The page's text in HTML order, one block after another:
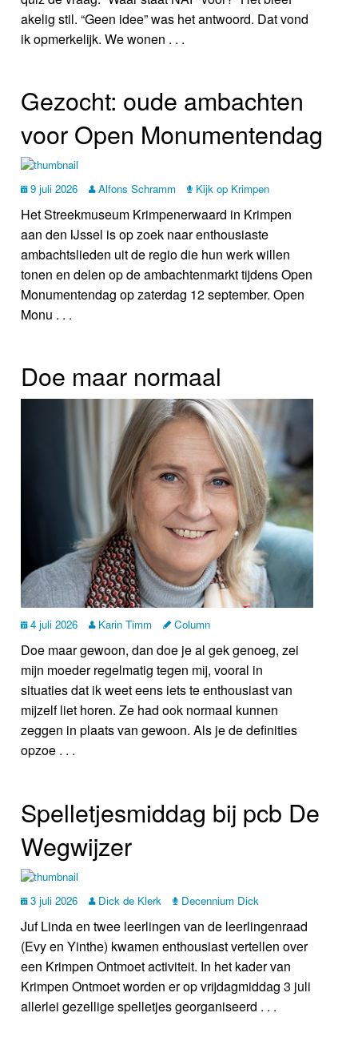
akelig stil. “Geen idee” was het antwoord. Dat vond
ik opmerkelijk. We wonen . . .
Gezocht: oude ambachten
voor Open Monumentendag
9 juli 2026 Alfons Schramm Kijk op Krimpen
Het Streekmuseum Krimpenerwaard in Krimpen
aan den IJssel is op zoek naar enthousiaste
ambachtslieden uit de regio die hun werk willen
tonen en delen op de ambachtenmarkt tijdens Open
Monumentendag op zaterdag 12 september. Open
Monu . . .
Doe maar normaal
4 juli 2026 Karin Timm Column
Doe maar gewoon, dan doe je al gek genoeg, zei
mijn moeder regelmatig tegen mij, vooral in
situaties dat ik weet eens iets te enthousiast van
mijzelf liet horen. Ze had ook normaal kunnen
zeggen in plaats van gewoon. Als je de definities
opzoe . . .
Spelletjesmiddag bij pcb De
Wegwijzer
3 juli 2026 Dick de Klerk Decennium Dick
Juf Linda en twee leerlingen van de leerlingenraad
(Evy en Yinthe) kwamen enthousiast vertellen over
een Krimpen Ontmoet activiteit. In het kader van
Krimpen Ontmoet worden er op vrijdagmiddag 3 juli
allerlei gezellige spelletjes georganiseerd . . .